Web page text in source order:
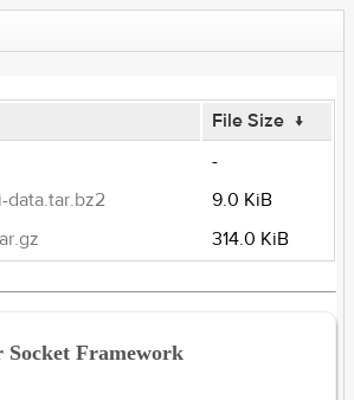
File Size ↓
-
data.tar.bz2
9.0 KiB
314.0 KiB
Socket Framework